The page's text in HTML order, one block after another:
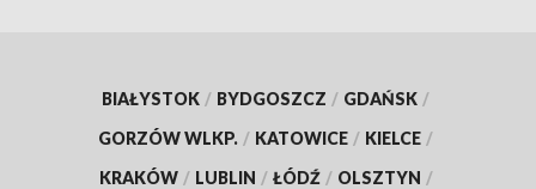
BIAŁYSTOK / BYDGOSZCZ / GDAŃSK /
GORZÓW WLKP. / KATOWICE / KIELCE /
KRAKÓW / LUBLIN / ŁÓDŹ / OLSZTYN /